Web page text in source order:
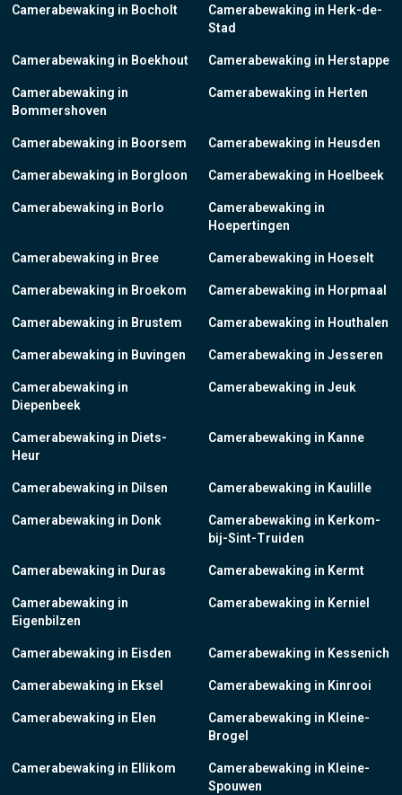
Camerabewaking in Bocholt
Camerabewaking in Boekhout
Camerabewaking in
Bommershoven
Camerabewaking in Boorsem
Camerabewaking in Borgloon
Camerabewaking in Borlo
Camerabewaking in Bree
Camerabewaking in Broekom
Camerabewaking in Brustem
Camerabewaking in Buvingen
Camerabewaking in
Diepenbeek
Camerabewaking in Diets-
Heur
Camerabewaking in Dilsen
Camerabewaking in Donk
Camerabewaking in Duras
Camerabewaking in
Eigenbilzen
Camerabewaking in Eisden
Camerabewaking in Eksel
Camerabewaking in Elen
Camerabewaking in Ellikom
Camerabewaking in Herk-de-
Stad
Camerabewaking in Herstappe
Camerabewaking in Herten
Camerabewaking in Heusden
Camerabewaking in Hoelbeek
Camerabewaking in
Hoepertingen
Camerabewaking in Hoeselt
Camerabewaking in Horpmaal
Camerabewaking in Houthalen
Camerabewaking in Jesseren
Camerabewaking in Jeuk
Camerabewaking in Kanne
Camerabewaking in Kaulille
Camerabewaking in Kerkom-
bij-Sint-Truiden
Camerabewaking in Kermt
Camerabewaking in Kerniel
Camerabewaking in Kessenich
Camerabewaking in Kinrooi
Camerabewaking in Kleine-
Brogel
Camerabewaking in Kleine-
Spouwen